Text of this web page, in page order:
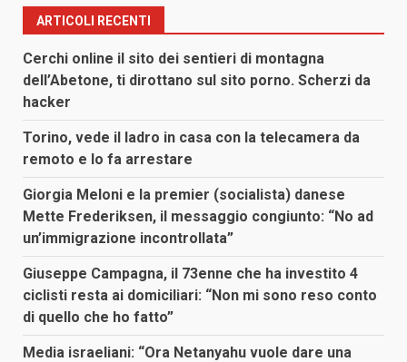
ARTICOLI RECENTI
Cerchi online il sito dei sentieri di montagna
dell’Abetone, ti dirottano sul sito porno. Scherzi da
hacker
Torino, vede il ladro in casa con la telecamera da
remoto e lo fa arrestare
Giorgia Meloni e la premier (socialista) danese
Mette Frederiksen, il messaggio congiunto: “No ad
un’immigrazione incontrollata”
Giuseppe Campagna, il 73enne che ha investito 4
ciclisti resta ai domiciliari: “Non mi sono reso conto
di quello che ho fatto”
Media israeliani: “Ora Netanyahu vuole dare una